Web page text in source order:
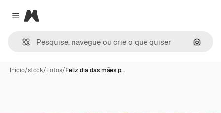
Close menu
Magnific
Início/stock/Fotos/Feliz dia das mães p…